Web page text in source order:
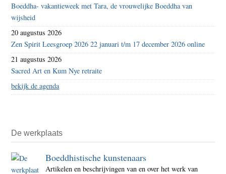
Boeddha- vakantieweek met Tara, de vrouwelijke Boeddha van
wijsheid
20 augustus 2026
Zen Spirit Leesgroep 2026 22 januari t/m 17 december 2026 online
21 augustus 2026
Sacred Art en Kum Nye retraite
bekijk de agenda
De werkplaats
Boeddhistische kunstenaars
Artikelen en beschrijvingen van en over het werk van